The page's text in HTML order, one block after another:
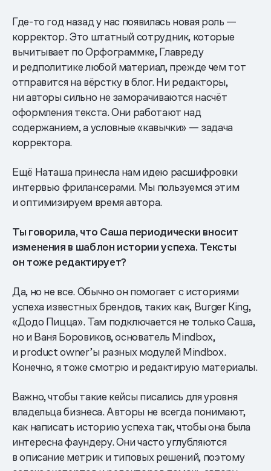
Где-то год назад у нас появилась новая роль —
корректор. Это штатный сотрудник, которые
вычитывает по Орфограммке, Главреду
и редполитике любой материал, прежде чем тот
отправится на вёрстку в блог. Ни редакторы,
ни авторы сильно не заморачиваются насчёт
оформления текста. Они работают над
содержанием, а условные «кавычки» — задача
корректора.
Ещё Наташа принесла нам идею расшифровки
интервью фрилансерами. Мы пользуемся этим
и оптимизируем время автора.
Ты говорила, что Саша периодически вносит
изменения в шаблон истории успеха. Тексты
он тоже редактирует?
Да, но не все. Обычно он помогает с историями
успеха известных брендов, таких как, Burger King,
«Додо Пицца». Там подключается не только Саша,
но и Ваня Боровиков, основатель Mindbox,
и product owner’ы разных модулей Mindbox.
Конечно, я тоже смотрю и редактирую материалы.
Важно, чтобы такие кейсы писались для уровня
владельца бизнеса. Авторы не всегда понимают,
как написать историю успеха так, чтобы она была
интересна фаундеру. Они часто углубляются
в описание метрик и типовых решений, поэтому